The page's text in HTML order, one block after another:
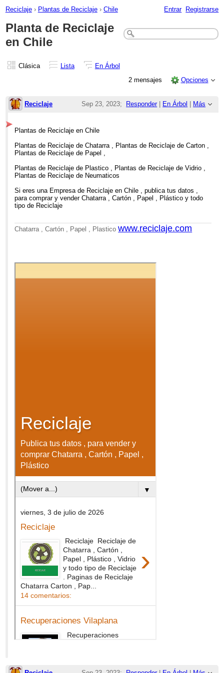
Reciclaje › Plantas de Reciclaje › Chile Entrar Registrarse
Planta de Reciclaje
en Chile
Clásica Lista
En Árbol
2 mensajes
Opciones
Reciclaje Responder| En Árbol Más
Sep 23, 2023;
Plantas de Reciclaje en Chile
Plantas de Reciclaje de Chatarra , Plantas de Reciclaje de Carton ,
Plantas de Reciclaje de Papel ,
Plantas de Reciclaje de Plastico , Plantas de Reciclaje de Vidrio ,
Plantas de Reciclaje de Neumaticos
Si eres una Empresa de Reciclaje en Chile , publica tus datos ,
para comprar y vender Chatarra , Cartón , Papel , Plástico y todo
tipo de Reciclaje
Chatarra , Cartón , Papel , Plasticowww.reciclaje.com